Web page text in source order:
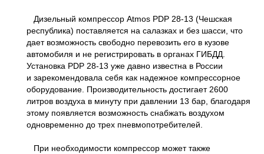
Дизельный компрессор Atmos PDP 28-13 (Чешская
республика) поставляется на салазках и без шасси, что
дает возможность свободно перевозить его в кузове
автомобиля и не регистрировать в органах ГИБДД.
Установка PDP 28-13 уже давно известна в России
и зарекомендовала себя как надежное компрессорное
оборудование. Производительность достигает 2600
литров воздуха в минуту при давлении 13 бар, благодаря
этому появляется возможность снабжать воздухом
одновременно до трех пневмопотребителей.
При необходимости компрессор может также